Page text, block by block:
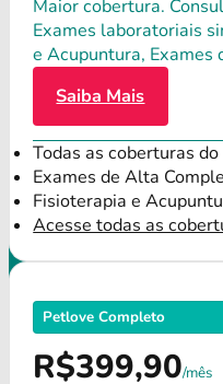
Maior cobertura.
Exames laboratoriais
e Acupuntura, Exames
Saiba Mais
Todas as coberturas
Exames de Alta
Fisioterapia e
Acesse todas as
Petlove Completo
R$399,90/mês